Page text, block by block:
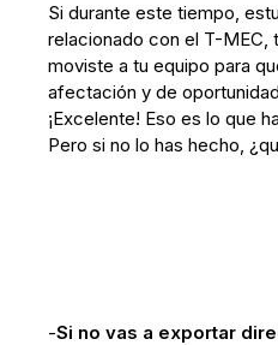
Si durante este tiempo,
relacionado con el T-
moviste a tu equipo para
afectación y de
¡Excelente! Eso es lo que
Pero si no lo has hecho,
-Si no vas a exportar